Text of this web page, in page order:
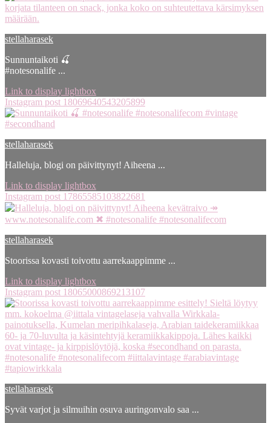
stellaharasek
Sunnuntaikoti 🍒
#notesonalife ...
Link to display lightbox
Instagram post 18069640543205899
stellaharasek
Halleluja, blogi on päivittynyt! Aiheena ...
Link to display lightbox
Instagram post 17865585103822681
stellaharasek
Stoorissa kovasti toivottu aarrekaappimme ...
Link to display lightbox
Instagram post 18065000869213107
stellaharasek
Syvät varjot ja silmuihin osuva auringonvalo saa ...